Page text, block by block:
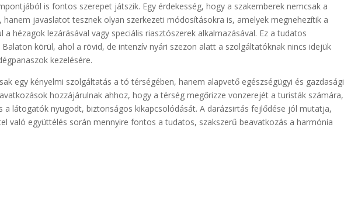
is fontos szerepet játszik. Egy érdekesség, hogy a szakemberek nemcsak a
javaslatot tesznek olyan szerkezeti módosításokra is, amelyek megnehezítik a
a hézagok lezárásával vagy speciális riasztószerek alkalmazásával. Ez a tudatos
körül, ahol a rövid, de intenzív nyári szezon alatt a szolgáltatóknak nincs idejük
kezelésére.
egy kényelmi szolgáltatás a tó térségében, hanem alapvető egészségügyi és gazdasági
hozzájárulnak ahhoz, hogy a térség megőrizze vonzerejét a turisták számára,
a látogatók nyugodt, biztonságos kikapcsolódását. A darázsirtás fejlődése jól mutatja,
való együttélés során mennyire fontos a tudatos, szakszerű beavatkozás a harmónia